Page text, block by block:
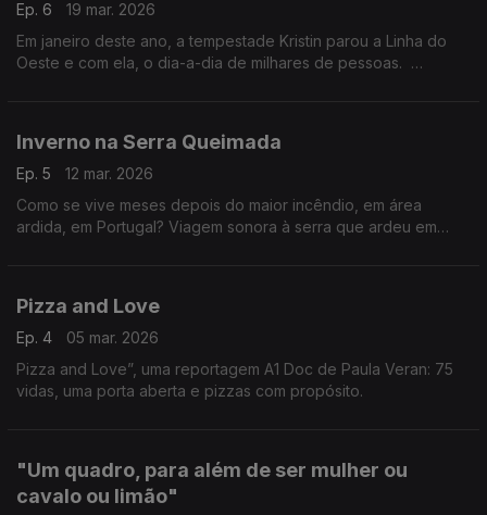
Ep. 6
19 mar. 2026
Em janeiro deste ano, a tempestade Kristin parou a Linha do
Oeste e com ela, o dia-a-dia de milhares de pessoas.
Inverno na Serra Queimada
Ep. 5
12 mar. 2026
Como se vive meses depois do maior incêndio, em área
ardida, em Portugal? Viagem sonora à serra que ardeu em
Pizza and Love
Ep. 4
05 mar. 2026
Pizza and Love”, uma reportagem A1 Doc de Paula Veran: 75
vidas, uma porta aberta e pizzas com propósito.
"Um quadro, para além de ser mulher ou
cavalo ou limão"